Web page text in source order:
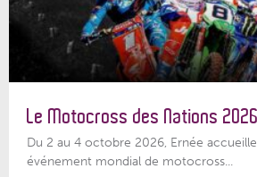
Le Motocross des Nations 2026
Du 2 au 4 octobre 2026, Ernée
événement mondial de motocross...